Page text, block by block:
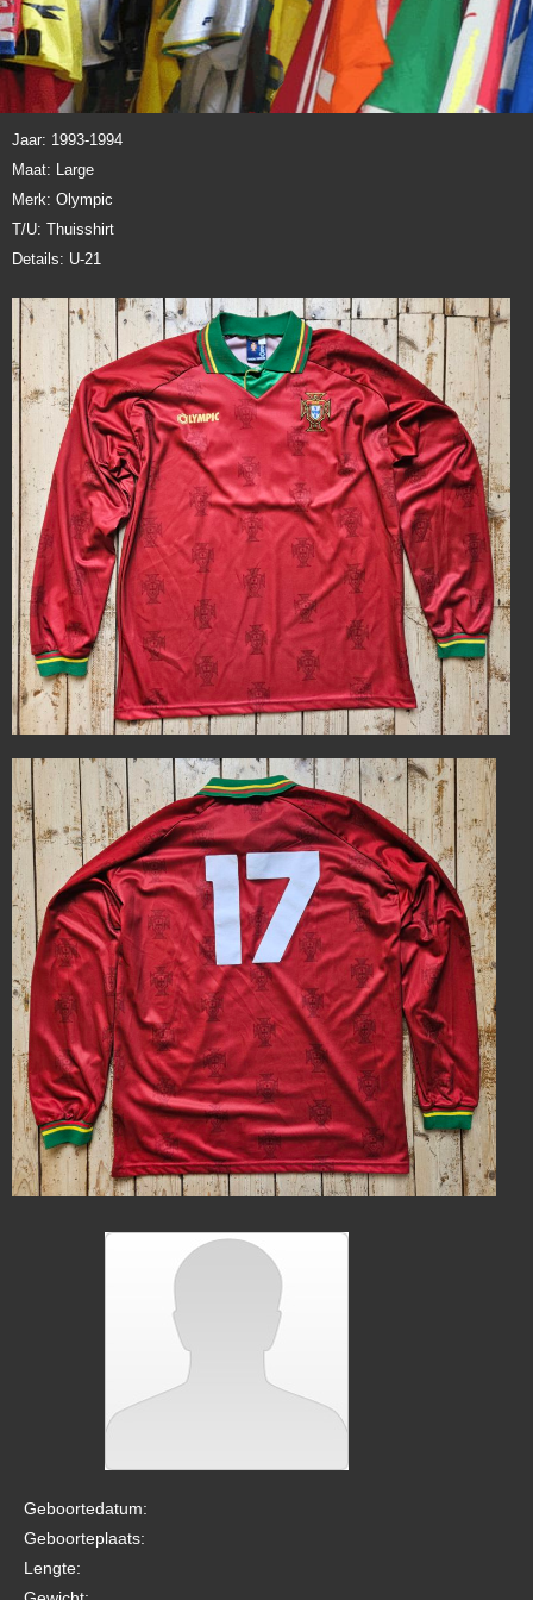
Jaar: 1993-1994
Maat: Large
Merk: Olympic
T/U: Thuisshirt
Details: U-21
Geboortedatum:
Geboorteplaats:
Lengte: